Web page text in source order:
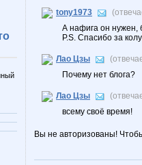
tony1973
А нафига он нужен,
P.S. Спасибо за
Лао Цзы
Почему нет блога?
Лао Цзы
всему своё время!
Вы не авторизованы!